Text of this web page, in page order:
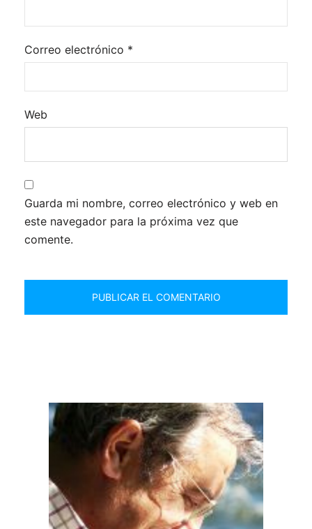
Correo electrónico *
Web
Guarda mi nombre, correo electrónico y web en
este navegador para la próxima vez que
comente.